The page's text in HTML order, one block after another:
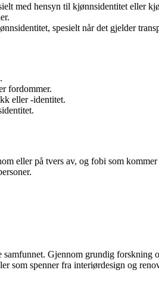
med hensyn til kjønnsidentitet eller
spesielt når det gjelder
fordommer.
eller -identitet.
eller på tvers av, og fobi som
Gjennom grundig forskning
som spenner fra interiørdesign og